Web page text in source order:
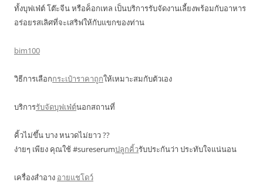
ทั้งบุฟเฟ่ต์ โต๊ะจีน หรือค็อกเทล เป็นบริการรับจัดงานเลี้ยงพร้อมกับอาหาร
อร่อยรสเลิศที่จะเสริฟให้กับแขกของท่าน
bim100
วิธีการเลือกกระเป๋าราคาถูกให้เหมาะสมกับตัวเอง
บริการรับจัดบุฟเฟ่ต์นอกสถานที่
คิ้วไม่ขึ้น บาง หนวดไม่ยาว ??
ง่ายๆ เพียง คุณใช้ #sureserumปลูกคิ้วรับประกันว่า ประทับใจแน่นอน
เครื่องสำอาง อายแชโดว์